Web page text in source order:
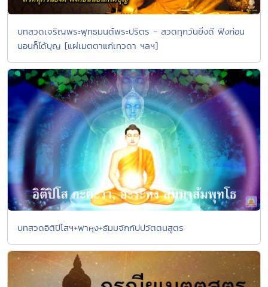
บทสวดเจริญพระพุทธมนต์พระปริตร - สวดทุกวันยิ่งดี ฟังก่อน
นอนก็ได้บุญ [แผ่เมตตาแก่เทวดา ฯลฯ]
บทสวดอิติปิโสฯ+พาหุง+ธัมมจักกัปปวัตตนสูตร